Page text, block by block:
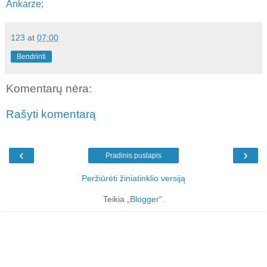
Ankarze;
123 at 07:00
Bendrinti
Komentarų nėra:
Rašyti komentarą
‹ ›
Pradinis puslapis
Peržiūrėti žiniatinklio versiją
Teikia „ Blogger“.